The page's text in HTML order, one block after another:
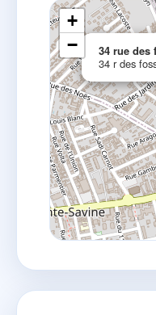
34 rue des
34 r des
+
−